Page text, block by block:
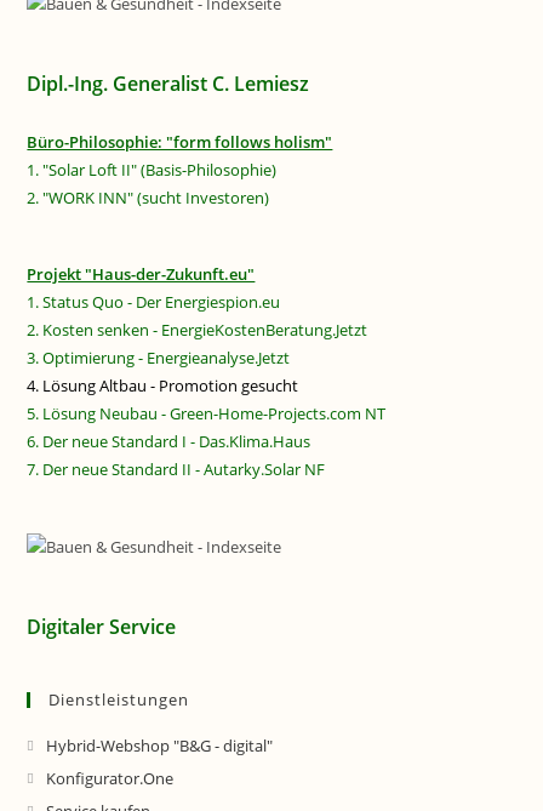
Dipl.-Ing. Generalist C. Lemiesz
Büro-Philosophie: "form follows holism"
1. "Solar Loft II" (Basis-Philosophie)
2. "WORK INN" (sucht Investoren)
Projekt "Haus-der-Zukunft.eu"
1. Status Quo - Der Energiespion.eu
2. Kosten senken - EnergieKostenBeratung.Jetzt
3. Optimierung - Energieanalyse.Jetzt
4. Lösung Altbau - Promotion gesucht
5. Lösung Neubau - Green-Home-Projects.com NT
6. Der neue Standard I - Das.Klima.Haus
7. Der neue Standard II - Autarky.Solar NF
Digitaler Service
Dienstleistungen
Hybrid-Webshop "B&G - digital"
Konfigurator.One